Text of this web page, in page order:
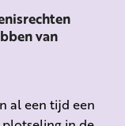
van
al een tijd een